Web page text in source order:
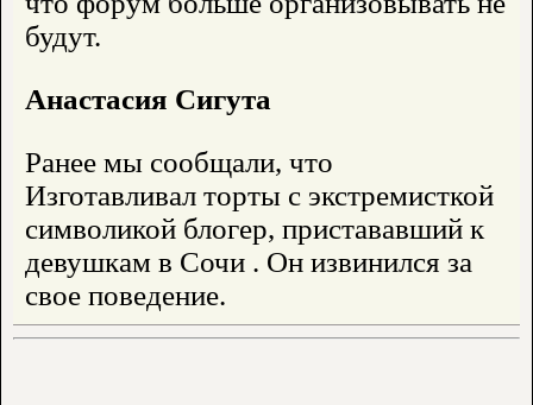
будут.
Анастасия Сигута
Ранее мы сообщали, что
Изготавливал торты с экстремисткой
символикой блогер, пристававший к
девушкам в Сочи . Он извинился за
свое поведение.